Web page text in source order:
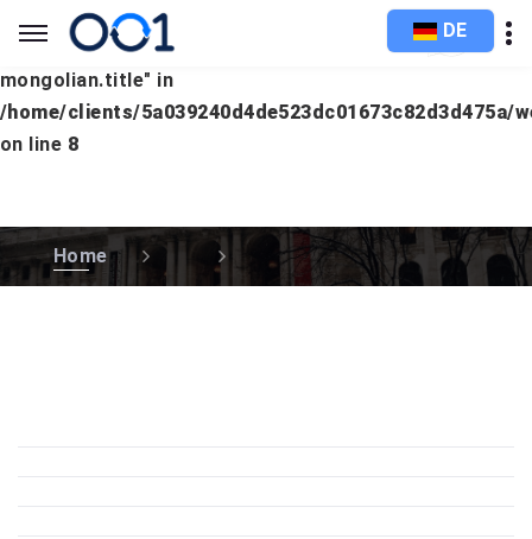
Warning: Undefined array key "languages.asian.lang-
mongolian.title" in
/home/clients/5a039240d4de523dc01673c82d3d475a/
on line 8
DE
Home